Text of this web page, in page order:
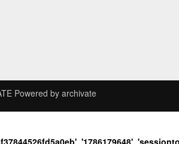
Powered by archivate
'1786179648',